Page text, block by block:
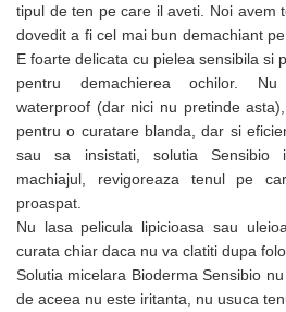
tipul de ten pe care il aveti. Noi avem
dovedit a fi cel mai bun demachiant
E foarte delicata cu pielea sensibila si
pentru demachierea ochilor. Nu
waterproof (dar nici nu pretinde
pentru o curatare blanda, dar si
sau sa insistati, solutia Sensibio
machiajul, revigoreaza tenul pe
proaspat.
Nu lasa pelicula lipicioasa sau
curata chiar daca nu va clatiti dupa
Solutia micelara Bioderma Sensibio
de aceea nu este iritanta, nu usuca